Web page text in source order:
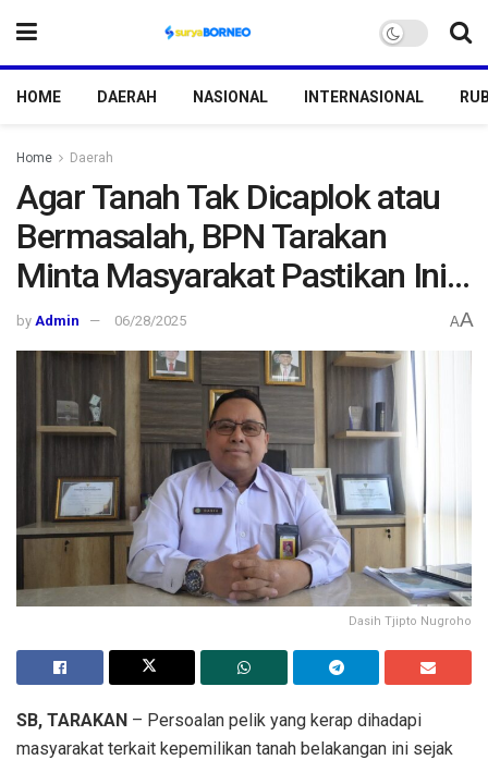
HOME DAERAH NASIONAL INTERNASIONAL
Home Daerah
Agar Tanah Tak Dicaplok atau
Bermasalah, BPN Tarakan
Minta Masyarakat Pastikan Ini…
by Admin 06/28/2025 AA
Dasih Tjipto Nugroho
SB, TARAKAN – Persoalan pelik yang kerap dihadapi
masyarakat terkait kepemilikan tanah belakangan ini sejak